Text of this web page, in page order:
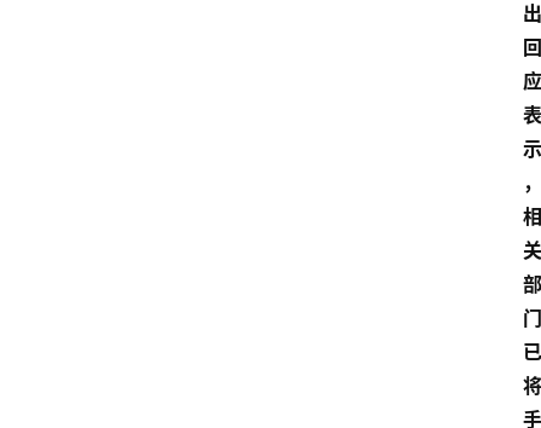
出
回
应
表
示
，
相
关
部
门
已
将
手